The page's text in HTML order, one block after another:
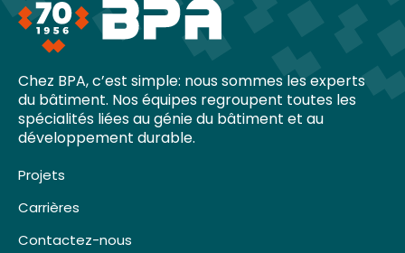
Chez BPA, c’est simple: nous sommes les experts
du bâtiment. Nos équipes regroupent toutes les
spécialités liées au génie du bâtiment et au
développement durable.
Projets
Carrières
Contactez-nous